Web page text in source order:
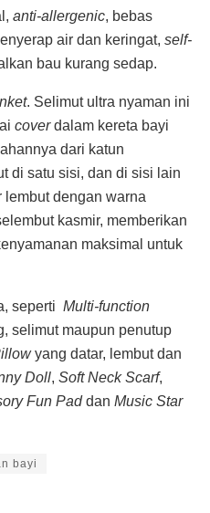
anti-allergenic, bebas
air dan keringat, self-
bau kurang sedap.
. Selimut ultra nyaman ini
coverdalam kereta bayi
dari katun
di satu sisi, dan di sisi lain
dengan warna
kasmir, memberikan
maksimal untuk
seperti Multi-function
selimut maupun penutup
yang datar, lembut dan
Doll, Soft Neck Scarf,
Fun Paddan Music Star
bayi